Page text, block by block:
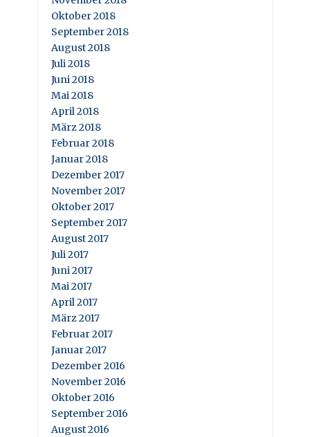
Oktober 2018
September 2018
August 2018
Juli 2018
Juni 2018
Mai 2018
April 2018
März 2018
Februar 2018
Januar 2018
Dezember 2017
November 2017
Oktober 2017
September 2017
August 2017
Juli 2017
Juni 2017
Mai 2017
April 2017
März 2017
Februar 2017
Januar 2017
Dezember 2016
November 2016
Oktober 2016
September 2016
August 2016